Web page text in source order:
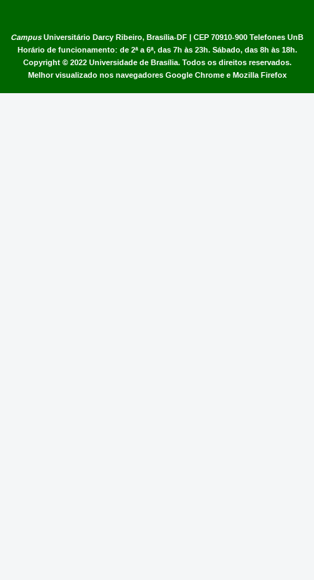
CampusUniversitário Darcy Ribeiro, Brasília-DF | CEP 70910-900 Telefones UnB
Horário de funcionamento: de 2ª a 6ª, das 7h às 23h. Sábado, das 8h às 18h.
Copyright © 2022 Universidade de Brasília. Todos os direitos reservados.
Melhor visualizado nos navegadores Google Chrome e Mozilla Firefox